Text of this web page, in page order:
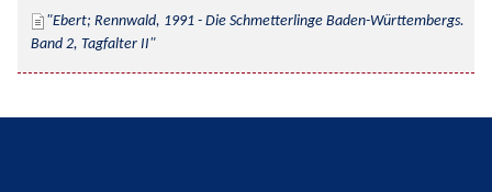
Ebert; Rennwald, 1991 - Die Schmetterlinge Baden-Württembergs.
Band 2, Tagfalter II